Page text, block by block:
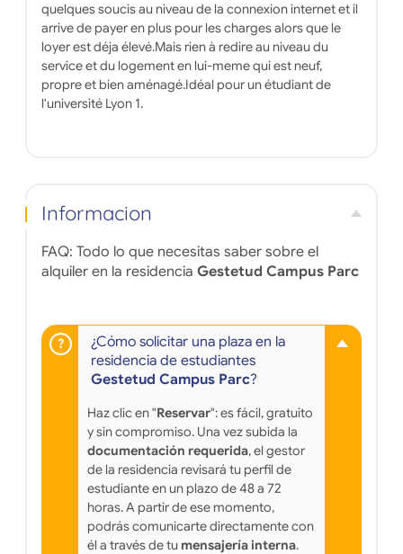
quelques soucis au niveau de la connexion internet et il
arrive de payer en plus pour les charges alors que le
loyer est déja élevé.Mais rien à redire au niveau du
service et du logement en lui-meme qui est neuf,
propre et bien aménagé.Idéal pour un étudiant de
l'université Lyon 1.
Informacion
FAQ: Todo lo que necesitas saber sobre el
alquiler en la residencia Gestetud Campus Parc
¿Cómo solicitar una plaza en la
residencia de estudiantes
Gestetud Campus Parc?
Haz clic en "Reservar": es fácil, gratuito
y sin compromiso. Una vez subida la
documentación requerida, el gestor
de la residencia revisará tu perfil de
estudiante en un plazo de 48 a 72
horas. A partir de ese momento,
podrás comunicarte directamente con
él a través de tu mensajería interna.